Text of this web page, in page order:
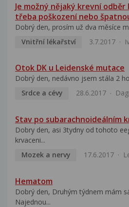
Je možný nějaký krevní
třeba poškození nebo
Dobrý den, prosím už dva měsíce
Vnitřní lékařství
3.7.2017
Otok DK u Leidenské mutace
Dobrý den, nedávno jsem stála 2
Srdce a cévy
28.6.2017
Stav po subarachnoideálním
Dobry den, asi 3tydny od tohoto
krvaceni...
Mozek a nervy
17.6.2017
Hematom
Dobrý den, Druhým týdnem mám
Najednou...